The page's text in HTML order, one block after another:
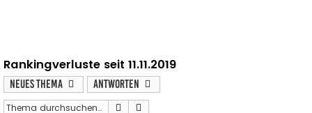
Rankingverluste seit 11.11.2019
Neues Thema
Antworten
Suche